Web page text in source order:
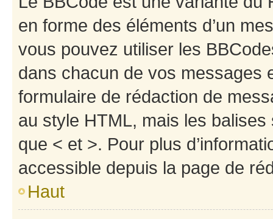
en forme des éléments d’un
vous pouvez utiliser les
dans chacun de vos messages
formulaire de rédaction de
au style HTML, mais les
que < et >. Pour plus
accessible depuis la page de
Haut